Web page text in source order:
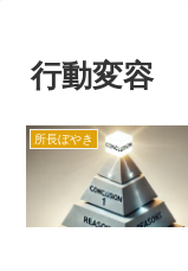
行動変容
所長ぼやき